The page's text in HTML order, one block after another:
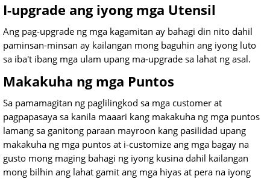
I-upgrade ang iyong mga Utensil
Ang pag-upgrade ng mga kagamitan ay bahagi din nito dahil
paminsan-minsan ay kailangan mong baguhin ang iyong luto
sa iba't ibang mga ulam upang ma-upgrade sa lahat ng asal.
Makakuha ng mga Puntos
Sa pamamagitan ng paglilingkod sa mga customer at
pagpapasaya sa kanila maaari kang makakuha ng mga puntos
lamang sa ganitong paraan mayroon kang pasilidad upang
makakuha ng mga puntos at i-customize ang mga bagay na
gusto mong maging bahagi ng iyong kusina dahil kailangan
mong bilhin ang lahat gamit ang mga hiyas at pera na iyong